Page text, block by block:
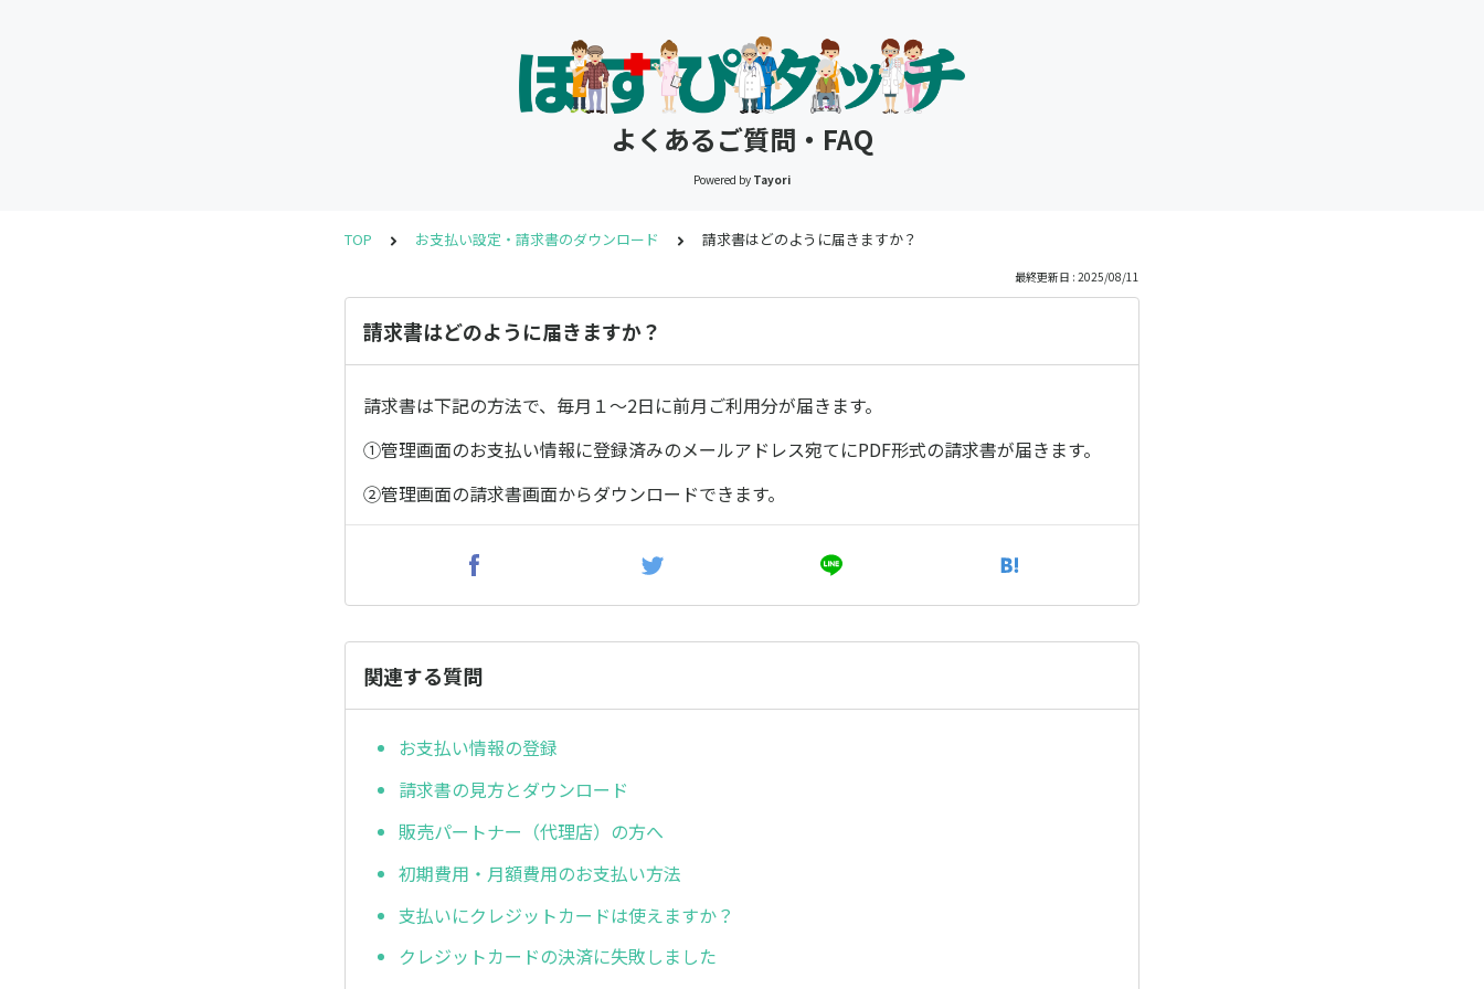
よくあるご質問・FAQ
Powered by Tayori
TOP お支払い設定・請求書のダウンロード 請求書はどのように届きますか？
最終更新日 : 2025/08/11
請求書はどのように届きますか？
請求書は下記の方法で、毎月１～2日に前月ご利用分が届きます。
①管理画面のお支払い情報に登録済みのメールアドレス宛てにPDF形式の請求書が届きます。
②管理画面の請求書画面からダウンロードできます。
関連する質問
お支払い情報の登録
請求書の見方とダウンロード
販売パートナー（代理店）の方へ
初期費用・月額費用のお支払い方法
支払いにクレジットカードは使えますか？
クレジットカードの決済に失敗しました